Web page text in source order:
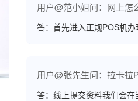
用户@范小姐问：网上怎
答：首先进入正规POS机
用户@张先生问：拉卡拉
答：线上提交资料我们会